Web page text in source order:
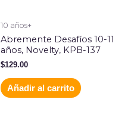
10 años+
Abremente Desafíos 10-11
años, Novelty, KPB-137
$129.00
Añadir al carrito